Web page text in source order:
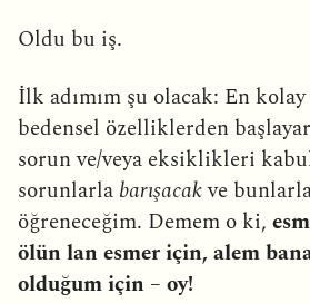
Oldu bu iş.
İlk adımım şu olacak: En kolay
bedensel özelliklerden
sorun ve/veya eksiklikleri
sorunlarla barışacakve
öğreneceğim. Demem o ki,
ölün lan esmer için, alem
olduğum için – oy!